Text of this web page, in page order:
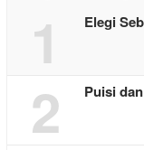
1 Elegi
2 Puisi